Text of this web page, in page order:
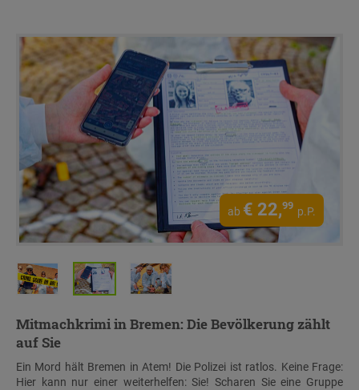
ab € 22,99 p.P.
Mitmachkrimi in Bremen: Die Bevölkerung zählt
auf Sie
Ein Mord hält Bremen in Atem! Die Polizei ist ratlos. Keine Frage:
Hier kann nur einer weiterhelfen: Sie! Scharen Sie eine Gruppe